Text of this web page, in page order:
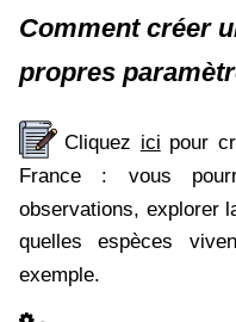
Comment créer
propres
Cliquez ici pour
France : vous
observations, explorer
quelles espèces
exemple.